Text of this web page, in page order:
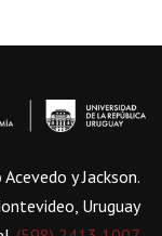
y Jackson.
Uruguay